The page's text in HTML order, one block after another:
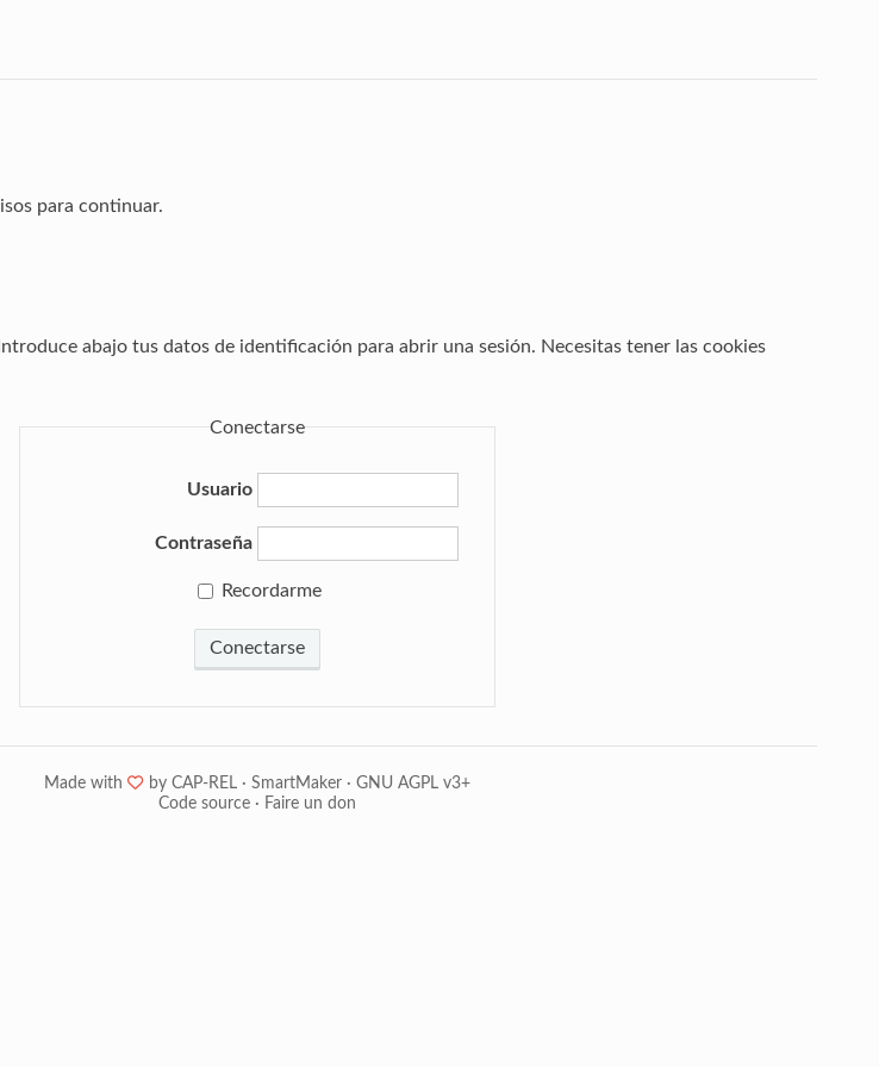
para continuar.
abajo tus datos de identificación para abrir una sesión. Necesitas tener las cookies
Conectarse
Usuario
Contraseña
Recordarme
Conectarse
Made with ❤ by CAP-REL · SmartMaker · GNU AGPL v3+
Code source · Faire un don